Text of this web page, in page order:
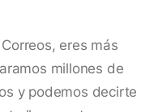
eres más
millones de
y podemos decirte